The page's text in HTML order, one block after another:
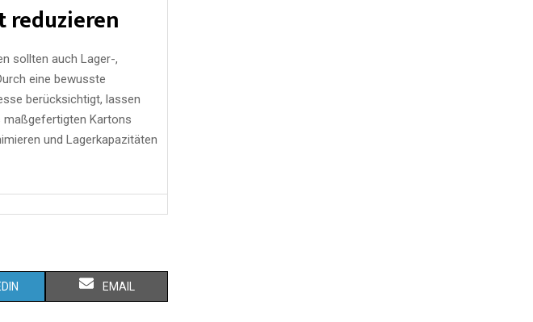
reduzieren
sollten auch Lager-,
eine bewusste
berücksichtigt, lassen
maßgefertigten Kartons
und Lagerkapazitäten
EMAIL